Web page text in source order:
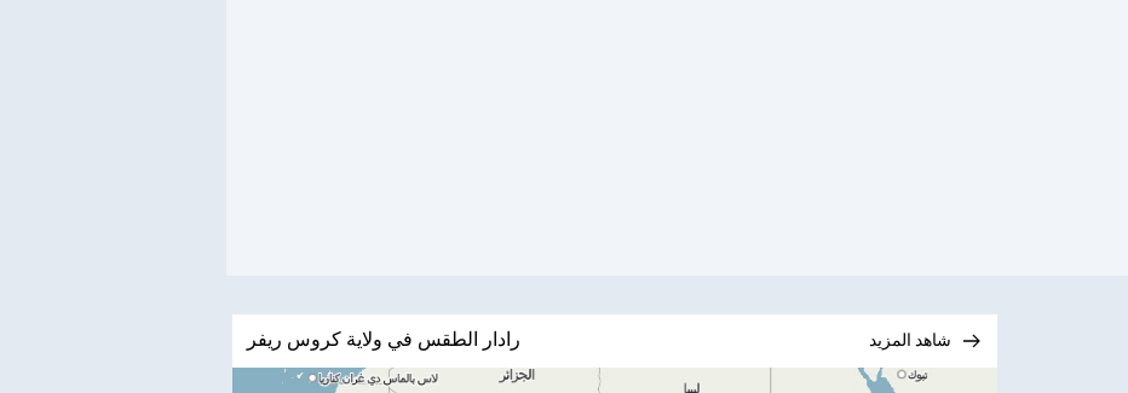
رادار الطقس في ولاية كروس ريفر شاهد المزيد